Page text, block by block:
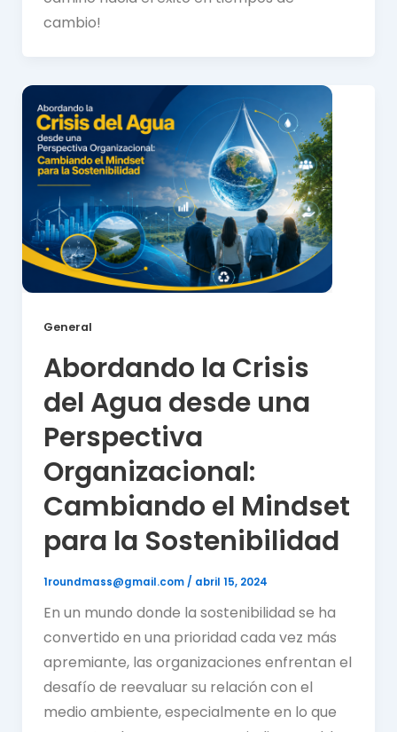
cambio!
General
Abordando la Crisis
del Agua desde una
Perspectiva
Organizacional:
Cambiando el Mindset
para la Sostenibilidad
1roundmass@gmail.com / abril 15, 2024
En un mundo donde la sostenibilidad se ha
convertido en una prioridad cada vez más
apremiante, las organizaciones enfrentan el
desafío de reevaluar su relación con el
medio ambiente, especialmente en lo que